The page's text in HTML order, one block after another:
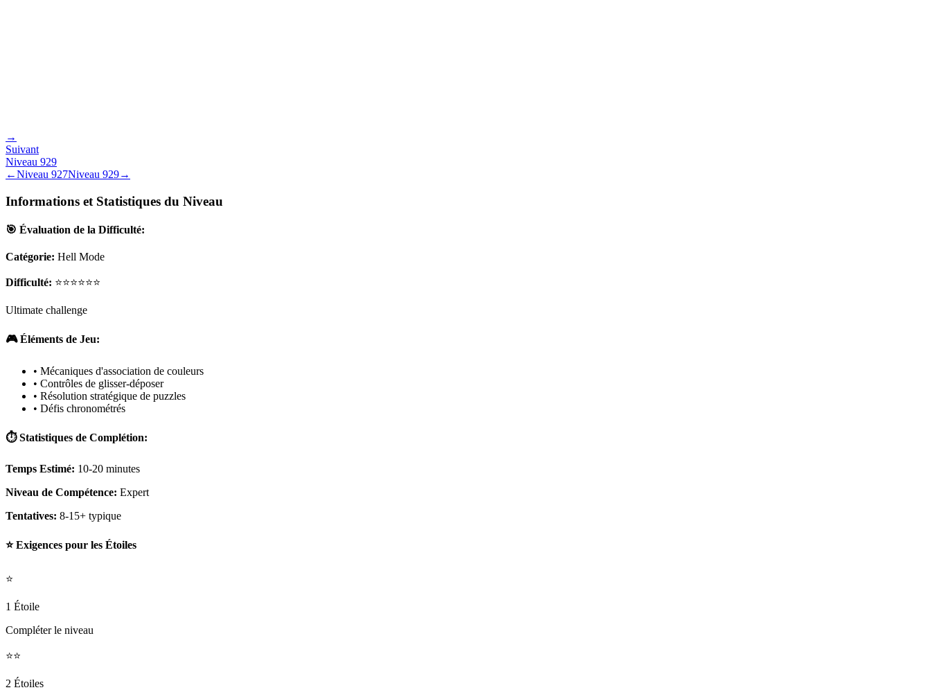
→
Suivant
Niveau 929
←Niveau 927Niveau 929→
Informations et Statistiques du Niveau
🎯 Évaluation de la Difficulté:
Catégorie: Hell Mode
Difficulté: ⭐⭐⭐⭐⭐⭐
Ultimate challenge
🎮 Éléments de Jeu:
• Mécaniques d'association de couleurs
• Contrôles de glisser-déposer
• Résolution stratégique de puzzles
• Défis chronométrés
⏱️ Statistiques de Complétion:
Temps Estimé: 10-20 minutes
Niveau de Compétence: Expert
Tentatives: 8-15+ typique
⭐ Exigences pour les Étoiles
⭐
1 Étoile
Compléter le niveau
⭐⭐
2 Étoiles